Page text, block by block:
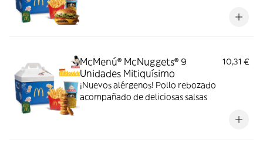
McMenú® McNuggets® 9
Unidades Mitiquísimo
10,31 €
¡Nuevos alérgenos! Pollo rebozado
acompañado de deliciosas salsas